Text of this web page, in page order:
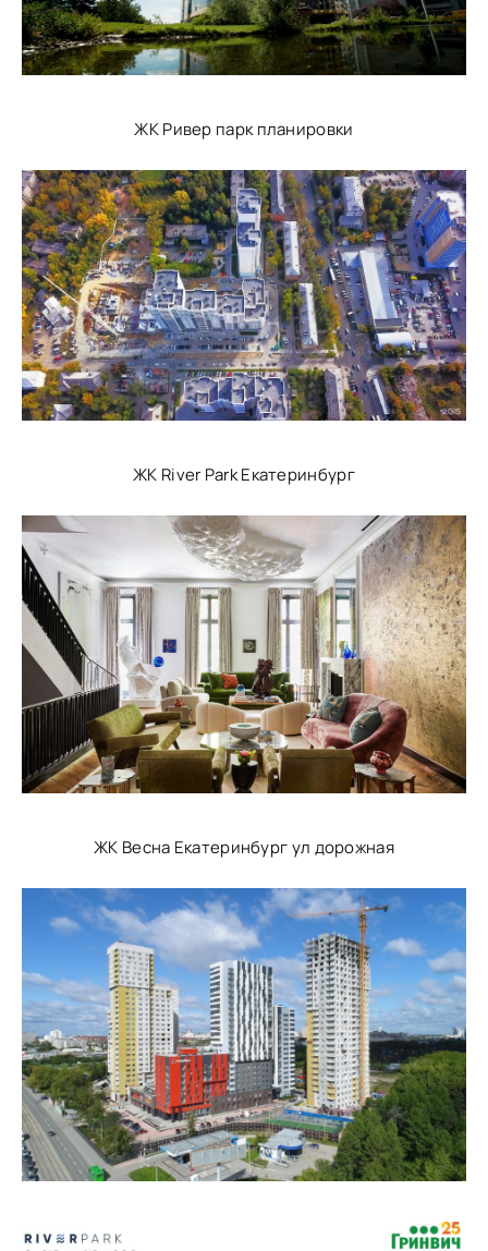
ЖК Ривер парк планировки
ЖК River Park Екатеринбург
ЖК Весна Екатеринбург ул дорожная